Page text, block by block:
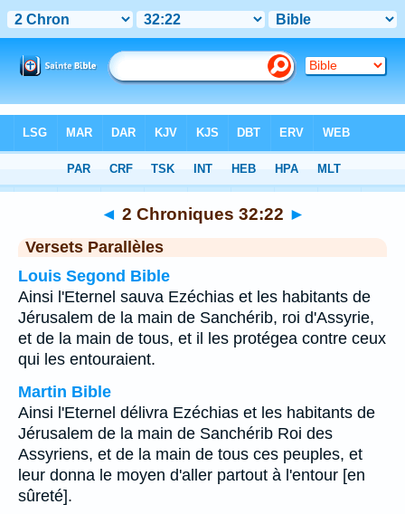
>Chapitre 32 > Verset 22
◄ 2 Chroniques 32:22 ►
Versets Parallèles
Louis Segond Bible
Ainsi l'Eternel sauva Ezéchias et les habitants de
Jérusalem de la main de Sanchérib, roi d'Assyrie,
et de la main de tous, et il les protégea contre ceux
qui les entouraient.
Martin Bible
Ainsi l'Eternel délivra Ezéchias et les habitants de
Jérusalem de la main de Sanchérib Roi des
Assyriens, et de la main de tous ces peuples, et
leur donna le moyen d'aller partout à l'entour [en
sûreté].